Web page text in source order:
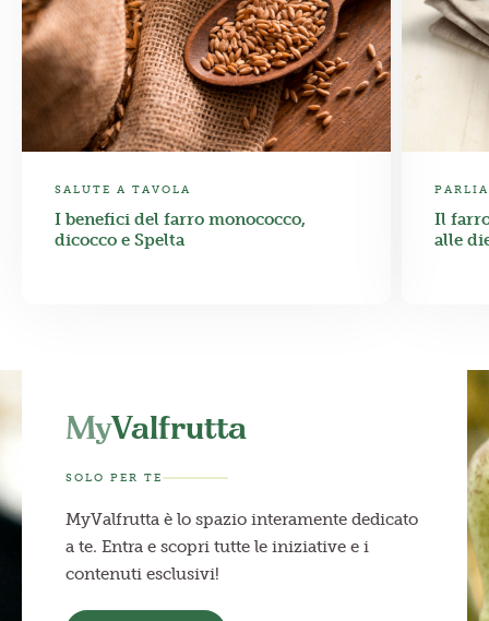
SALUTE A TAVOLA
I benefici del farro monococco,
dicocco e Spelta
Il
alle
MyValfrutta
SOLO PER TE
MyValfrutta è lo spazio interamente dedicato
a te. Entra e scopri tutte le iniziative e i
contenuti esclusivi!